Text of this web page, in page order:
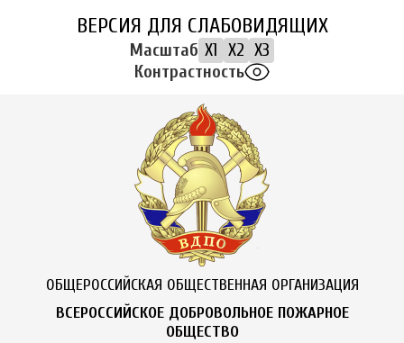
ВЕРСИЯ ДЛЯ СЛАБОВИДЯЩИХ
Масштаб X1 X2 X3
Контрастность
ОБЩЕРОССИЙСКАЯ ОБЩЕСТВЕННАЯ ОРГАНИЗАЦИЯ
ВСЕРОССИЙСКОЕ ДОБРОВОЛЬНОЕ ПОЖАРНОЕ
ОБЩЕСТВО